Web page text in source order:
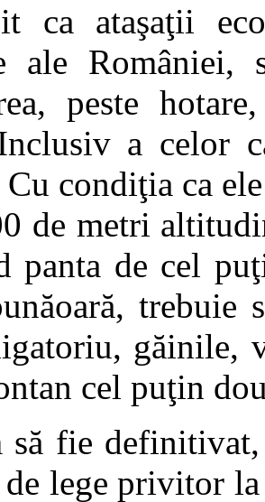
ca ataşaţii
ale
peste
a celor
condiţia ca
de metri
panta de cel
trebuie
găinile,
cel puţin
să fie
lege privitor